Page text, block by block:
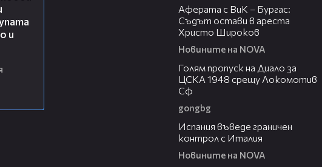
и
Аферата с ВиК – Бургас:
Съдът остави в ареста
Христо Широков
Новините на NOVA
Голям пропуск на Диало за
ЦСКА 1948 срещу Локомотив
Сф
gongbg
Испания въведе граничен
контрол с Италия
Новините на NOVA